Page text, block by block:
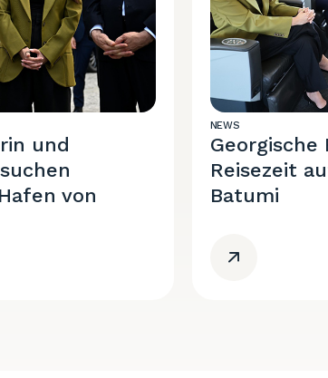
und
von
NEWS
Georgische
Reisezeit
Batumi